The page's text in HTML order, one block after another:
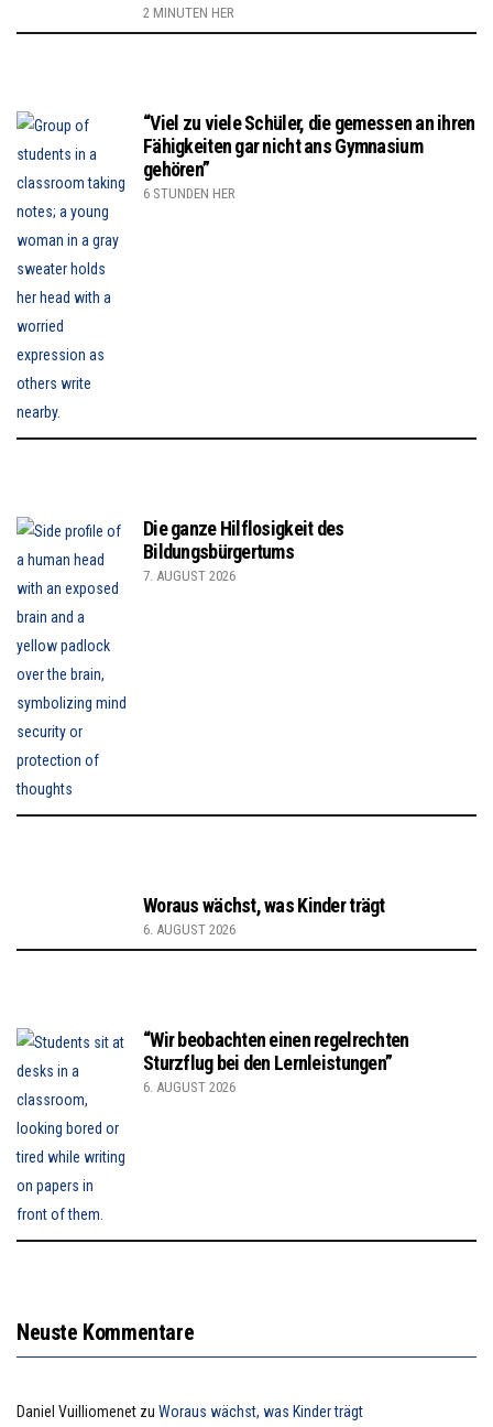
2 MINUTEN HER
“Viel zu viele Schüler, die gemessen an ihren
Fähigkeiten gar nicht ans Gymnasium
gehören”
6 STUNDEN HER
Die ganze Hilflosigkeit des
Bildungsbürgertums
7. AUGUST 2026
Woraus wächst, was Kinder trägt
6. AUGUST 2026
“Wir beobachten einen regelrechten
Sturzflug bei den Lernleistungen”
6. AUGUST 2026
Neuste Kommentare
Daniel Vuilliomenet zu Woraus wächst, was Kinder trägt